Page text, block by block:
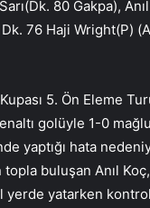
80 Gakpa),
76 Haji Wright(P)
5. Ön Eleme
golüyle 1-0
yaptığı hata
buluşan Anıl Koç,
yerde yatarken